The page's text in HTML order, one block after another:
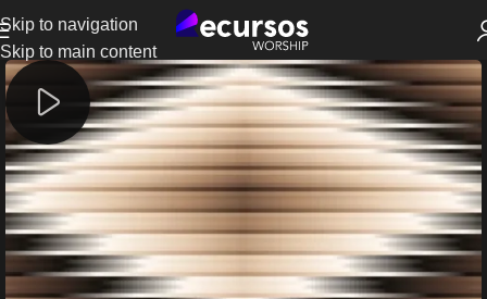
Skip to navigation
Skip to main content